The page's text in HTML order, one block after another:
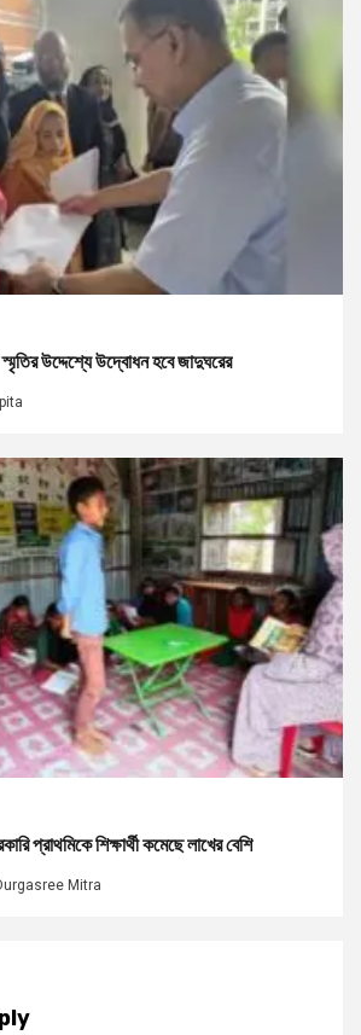
স্মৃতির উদ্দেশ্যে উদ্বোধন হবে জাদুঘরের
প্রাথমিকে শিক্ষার্থী কমেছে লাখের বেশি
Mitra